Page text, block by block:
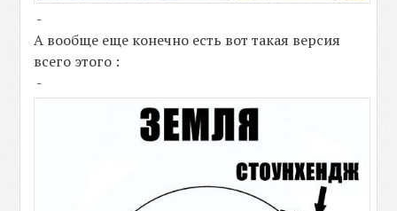
-
А вообще еще конечно есть вот такая версия
всего этого :
-